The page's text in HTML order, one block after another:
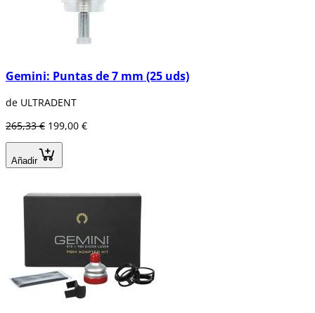
Gemini: Puntas de 7 mm (25 uds)
de ULTRADENT
265,33 € 199,00 €
Añadir